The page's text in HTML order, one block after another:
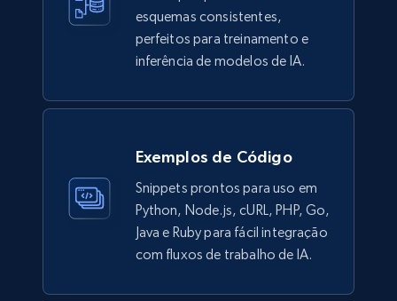
Description, In stock, Color, Size, Reviews
count, Main image, Category url, Category, and
eCommerce
151+ Buy Now
Walmart sellers info
display name, Seller email, Seller phone, Seller
esquemas consistentes,
perfeitos para treinamento e
inferência de modelos de IA.
Exemplos de Código
Snippets prontos para uso em
Python, Node.js, cURL, PHP, Go,
Java e Ruby para fácil integração
com fluxos de trabalho de IA.